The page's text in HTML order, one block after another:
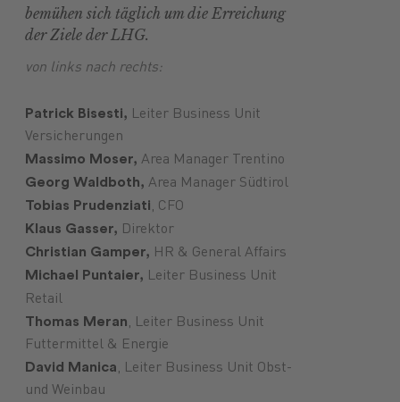
bemühen sich täglich um die Erreichung
der Ziele der LHG.
von links nach rechts:
Patrick Bisesti, Leiter Business Unit
Versicherungen
Massimo Moser, Area Manager Trentino
Georg Waldboth, Area Manager Südtirol
Tobias Prudenziati , CFO
Klaus Gasser, Direktor
Christian Gamper, HR & General Affairs
Michael Puntaier, Leiter Business Unit
Retail
Thomas Meran , Leiter Business Unit
Futtermittel & Energie
David Manica , Leiter Business Unit Obst-
und Weinbau